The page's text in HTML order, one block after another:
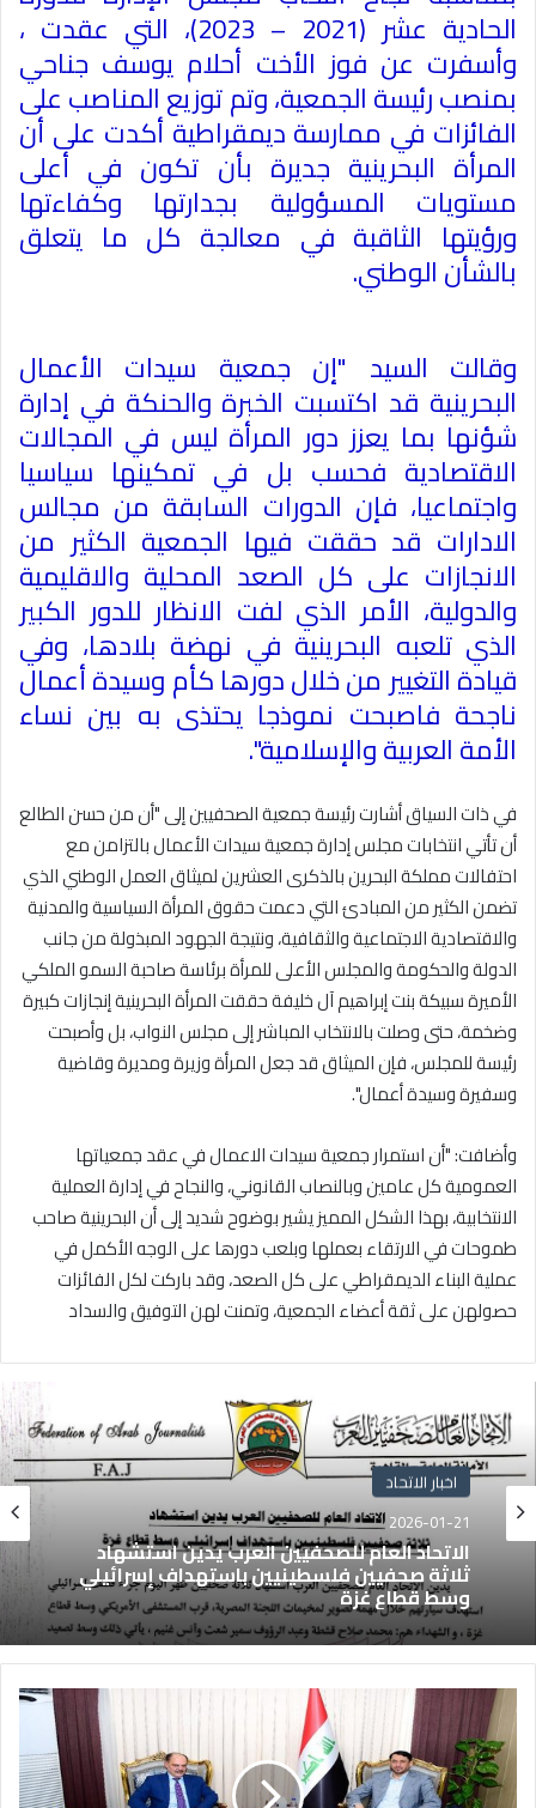
الحادية عشر (2021 – 2023)، التي عقدت ،
وأسفرت عن فوز الأخت أحلام يوسف جناحي
بمنصب رئيسة الجمعية، وتم توزيع المناصب على
الفائزات في ممارسة ديمقراطية أكدت على أن
المرأة البحرينية جديرة بأن تكون في أعلى
مستويات المسؤولية بجدارتها وكفاءتها
ورؤيتها الثاقبة في معالجة كل ما يتعلق
بالشأن الوطني.
وقالت السيد "إن جمعية سيدات الأعمال
البحرينية قد اكتسبت الخبرة والحنكة في إدارة
شؤنها بما يعزز دور المرأة ليس في المجالات
الاقتصادية فحسب بل في تمكينها سياسيا
واجتماعيا، فإن الدورات السابقة من مجالس
الادارات قد حققت فيها الجمعية الكثير من
الانجازات على كل الصعد المحلية والاقليمية
والدولية، الأمر الذي لفت الانظار للدور الكبير
الذي تلعبه البحرينية في نهضة بلادها، وفي
قيادة التغيير من خلال دورها كأم وسيدة أعمال
ناجحة فاصبحت نموذجا يحتذى به بين نساء
الأمة العربية والإسلامية".
في ذات السياق أشارت رئيسة جمعية الصحفيين إلى "أن من حسن الطالع
أن تأتي انتخابات مجلس إدارة جمعية سيدات الأعمال بالتزامن مع
احتفالات مملكة البحرين بالذكرى العشرين لميثاق العمل الوطني الذي
تضمن الكثير من المبادئ التي دعمت حقوق المرأة السياسية والمدنية
والاقتصادية الاجتماعية والثقافية، ونتيجة الجهود المبذولة من جانب
الدولة والحكومة والمجلس الأعلى للمرأة برئاسة صاحبة السمو الملكي
الأميرة سبيكة بنت إبراهيم آل خليفة حققت المرأة البحرينية إنجازات كبيرة
وضخمة، حتى وصلت بالانتخاب المباشر إلى مجلس النواب، بل وأصبحت
رئيسة للمجلس، فإن الميثاق قد جعل المرأة وزيرة ومديرة وقاضية
وسفيرة وسيدة أعمال".
وأضافت: "أن استمرار جمعية سيدات الاعمال في عقد جمعياتها
العمومية كل عامين وبالنصاب القانوني، والنجاح في إدارة العملية
الانتخابية، بهذا الشكل المميز يشير بوضوح شديد إلى أن البحرينية صاحب
طموحات في الارتقاء بعملها وبلعب دورها على الوجه الأكمل في
عملية البناء الديمقراطي على كل الصعد، وقد باركت لكل الفائزات
حصولهن على ثقة أعضاء الجمعية، وتمنت لهن التوفيق والسداد
اخبار الاتحاد
2026-01-21
الاتحاد العام للصحفيين العرب يدين استشهاد
ثلاثة صحفيين فلسطينيين باستهداف إسرائيلي
وسط قطاع غزة